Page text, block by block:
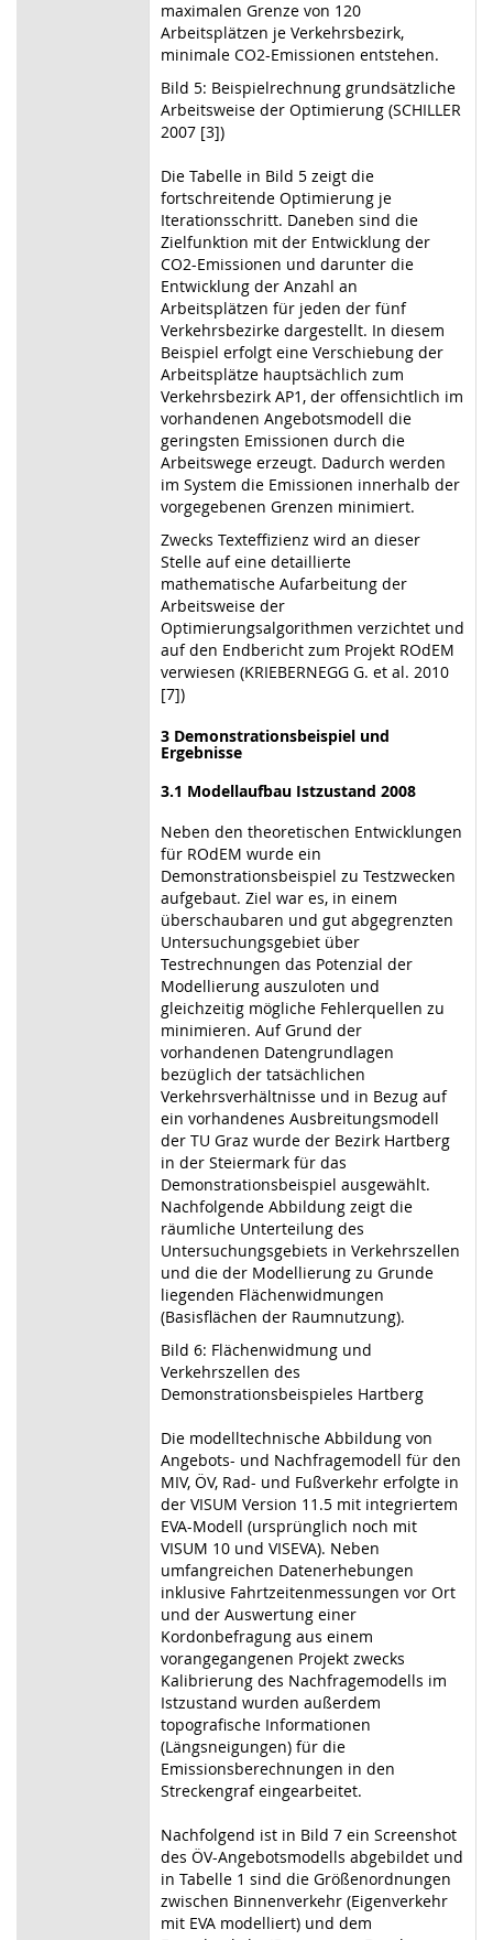
maximalen Grenze von 120
Arbeitsplätzen je Verkehrsbezirk,
minimale CO2-Emissionen entstehen.
Bild 5: Beispielrechnung grundsätzliche
Arbeitsweise der Optimierung (SCHILLER
2007 [3])
Die Tabelle in Bild 5 zeigt die
fortschreitende Optimierung je
Iterationsschritt. Daneben sind die
Zielfunktion mit der Entwicklung der
CO2-Emissionen und darunter die
Entwicklung der Anzahl an
Arbeitsplätzen für jeden der fünf
Verkehrsbezirke dargestellt. In diesem
Beispiel erfolgt eine Verschiebung der
Arbeitsplätze hauptsächlich zum
Verkehrsbezirk AP1, der offensichtlich im
vorhandenen Angebotsmodell die
geringsten Emissionen durch die
Arbeitswege erzeugt. Dadurch werden
im System die Emissionen innerhalb der
vorgegebenen Grenzen minimiert.
Zwecks Texteffizienz wird an dieser
Stelle auf eine detaillierte
mathematische Aufarbeitung der
Arbeitsweise der
Optimierungsalgorithmen verzichtet und
auf den Endbericht zum Projekt ROdEM
verwiesen (KRIEBERNEGG G. et al. 2010
[7])
3 Demonstrationsbeispiel und
Ergebnisse
3.1 Modellaufbau Istzustand 2008
Neben den theoretischen Entwicklungen
für ROdEM wurde ein
Demonstrationsbeispiel zu Testzwecken
aufgebaut. Ziel war es, in einem
überschaubaren und gut abgegrenzten
Untersuchungsgebiet über
Testrechnungen das Potenzial der
Modellierung auszuloten und
gleichzeitig mögliche Fehlerquellen zu
minimieren. Auf Grund der
vorhandenen Datengrundlagen
bezüglich der tatsächlichen
Verkehrsverhältnisse und in Bezug auf
ein vorhandenes Ausbreitungsmodell
der TU Graz wurde der Bezirk Hartberg
in der Steiermark für das
Demonstrationsbeispiel ausgewählt.
Nachfolgende Abbildung zeigt die
räumliche Unterteilung des
Untersuchungsgebiets in Verkehrszellen
und die der Modellierung zu Grunde
liegenden Flächenwidmungen
(Basisflächen der Raumnutzung).
Bild 6: Flächenwidmung und
Verkehrszellen des
Demonstrationsbeispieles Hartberg
Die modelltechnische Abbildung von
Angebots- und Nachfragemodell für den
MIV, ÖV, Rad- und Fußverkehr erfolgte in
der VISUM Version 11.5 mit integriertem
EVA-Modell (ursprünglich noch mit
VISUM 10 und VISEVA). Neben
umfangreichen Datenerhebungen
inklusive Fahrtzeitenmessungen vor Ort
und der Auswertung einer
Kordonbefragung aus einem
vorangegangenen Projekt zwecks
Kalibrierung des Nachfragemodells im
Istzustand wurden außerdem
topografische Informationen
(Längsneigungen) für die
Emissionsberechnungen in den
Streckengraf eingearbeitet.
Nachfolgend ist in Bild 7 ein Screenshot
des ÖV-Angebotsmodells abgebildet und
in Tabelle 1 sind die Größenordnungen
zwischen Binnenverkehr (Eigenverkehr
mit EVA modelliert) und dem